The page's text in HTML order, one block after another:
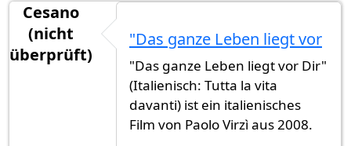
Cesano
(nicht
überprüft)
"Das ganze Leben liegt vor
"Das ganze Leben liegt vor Dir"
(Italienisch: Tutta la vita
davanti) ist ein italienisches
Film von Paolo Virzì aus 2008.